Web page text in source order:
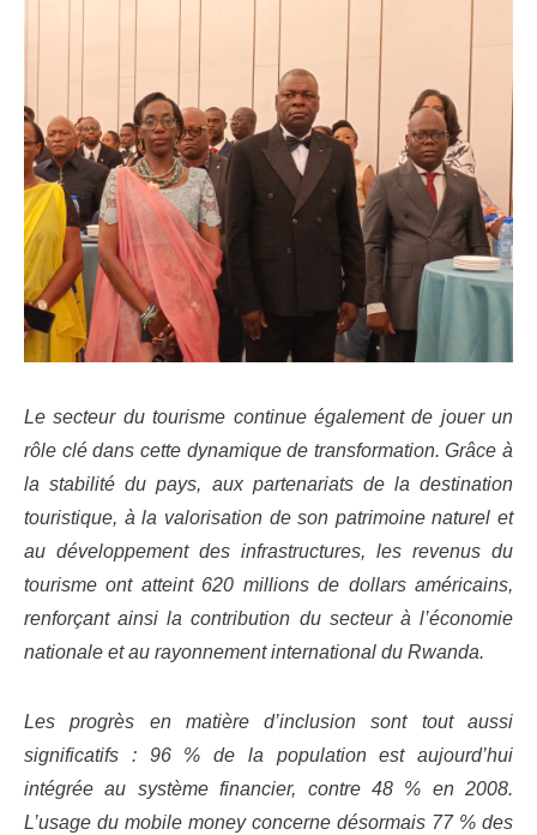
Le secteur du tourisme continue également de jouer un
rôle clé dans cette dynamique de transformation. Grâce à
la stabilité du pays, aux partenariats de la destination
touristique, à la valorisation de son patrimoine naturel et
au développement des infrastructures, les revenus du
tourisme ont atteint 620 millions de dollars américains,
renforçant ainsi la contribution du secteur à l’économie
nationale et au rayonnement international du Rwanda.
Les progrès en matière d’inclusion sont tout aussi
significatifs : 96 % de la population est aujourd’hui
intégrée au système financier, contre 48 % en 2008.
L’usage du mobile money concerne désormais 77 % des